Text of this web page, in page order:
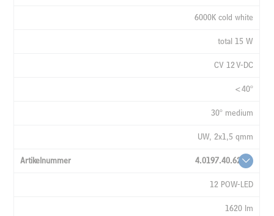
6000K cold white
total 15 W
CV 12 V-DC
<40°
30° medium
UW, 2x1,5 qmm
4.0197.40.62
12 POW-LED
1620 lm